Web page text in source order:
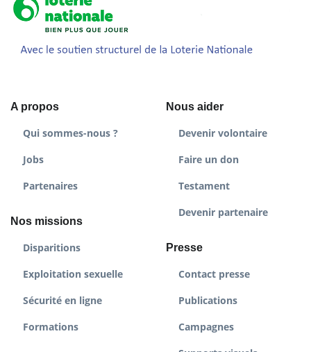
A propos
Qui sommes-nous ?
Jobs
Partenaires
Nos missions
Disparitions
Exploitation sexuelle
Sécurité en ligne
Formations
Nous aider
Devenir volontaire
Faire un don
Testament
Devenir partenaire
Presse
Contact presse
Publications
Campagnes